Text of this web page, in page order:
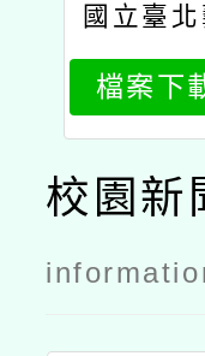
國立臺北
術大學
「中小學
職教師
政人員
素養提
畫」【
檔案下
校園新